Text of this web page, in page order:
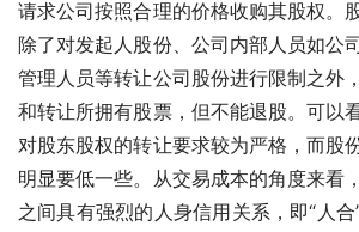
请求公司按照合理的价格收购其股权。
除了对发起人股份、公司内部人员如公
管理人员等转让公司股份进行限制之外
和转让所拥有股票，但不能退股。可以
对股东股权的转让要求较为严格，而股
明显要低一些。从交易成本的角度来看
之间具有强烈的人身信用关系，即“人